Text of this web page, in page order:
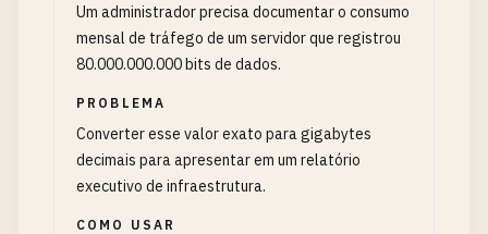
Um administrador precisa documentar o consumo
mensal de tráfego de um servidor que registrou
80.000.000.000 bits de dados.
PROBLEMA
Converter esse valor exato para gigabytes
decimais para apresentar em um relatório
executivo de infraestrutura.
COMO USAR